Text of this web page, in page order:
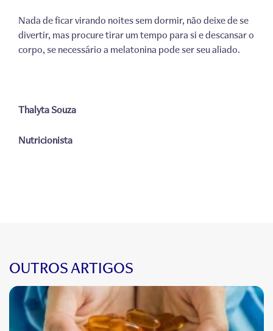
Nada de ficar virando noites sem dormir, não deixe de se
divertir, mas procure tirar um tempo para si e descansar o
corpo, se necessário a melatonina pode ser seu aliado.
Thalyta Souza
Nutricionista
OUTROS ARTIGOS